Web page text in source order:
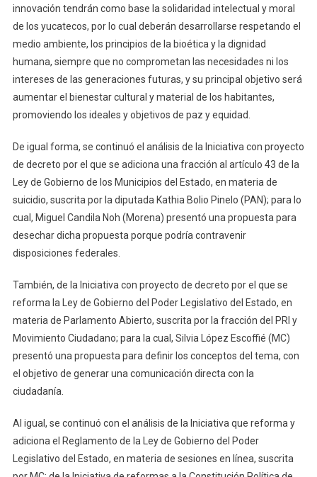
innovación tendrán como base la solidaridad intelectual y moral
de los yucatecos, por lo cual deberán desarrollarse respetando el
medio ambiente, los principios de la bioética y la dignidad
humana, siempre que no comprometan las necesidades ni los
intereses de las generaciones futuras, y su principal objetivo será
aumentar el bienestar cultural y material de los habitantes,
promoviendo los ideales y objetivos de paz y equidad.
De igual forma, se continuó el análisis de la Iniciativa con proyecto
de decreto por el que se adiciona una fracción al artículo 43 de la
Ley de Gobierno de los Municipios del Estado, en materia de
suicidio, suscrita por la diputada Kathia Bolio Pinelo (PAN); para lo
cual, Miguel Candila Noh (Morena) presentó una propuesta para
desechar dicha propuesta porque podría contravenir
disposiciones federales.
También, de la Iniciativa con proyecto de decreto por el que se
reforma la Ley de Gobierno del Poder Legislativo del Estado, en
materia de Parlamento Abierto, suscrita por la fracción del PRI y
Movimiento Ciudadano; para la cual, Silvia López Escoffié (MC)
presentó una propuesta para definir los conceptos del tema, con
el objetivo de generar una comunicación directa con la
ciudadanía.
Al igual, se continuó con el análisis de la Iniciativa que reforma y
adiciona el Reglamento de la Ley de Gobierno del Poder
Legislativo del Estado, en materia de sesiones en línea, suscrita